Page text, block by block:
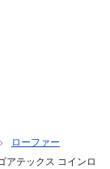
ローファー
アテックス コインロ